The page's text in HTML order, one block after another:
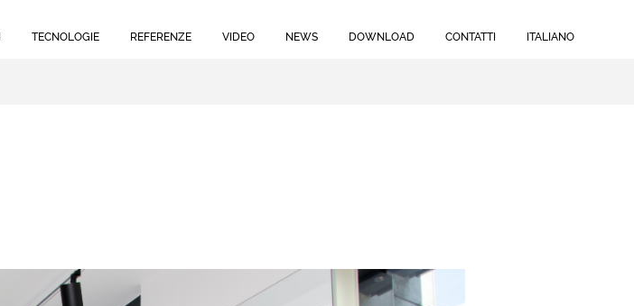
TECNOLOGIE REFERENZE VIDEO NEWS DOWNLOAD CONTATTI ITALIANO